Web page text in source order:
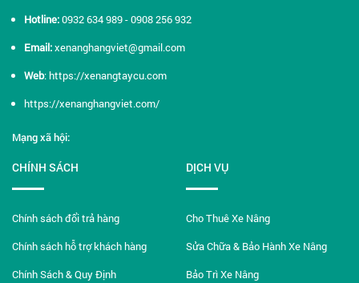
Hotline:0932 634 989 - 0908 256 932
Email:xenanghangviet@gmail.com
Web:https://xenangtaycu.com
https://xenanghangviet.com/
Mạng xã hội:
CHÍNH SÁCH
Chính sách đổi trả hàng
Chính sách hỗ trợ khách hàng
Chính Sách & Quy Định
DỊCH VỤ
Cho Thuê Xe Nâng
Sửa Chữa & Bảo Hành Xe Nâng
Bảo Trì Xe Nâng